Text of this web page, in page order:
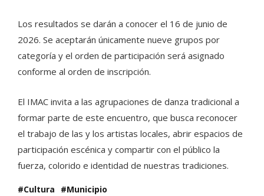
Los resultados se darán a conocer el 16 de junio de
2026. Se aceptarán únicamente nueve grupos por
categoría y el orden de participación será asignado
conforme al orden de inscripción.
El IMAC invita a las agrupaciones de danza tradicional a
formar parte de este encuentro, que busca reconocer
el trabajo de las y los artistas locales, abrir espacios de
participación escénica y compartir con el público la
fuerza, colorido e identidad de nuestras tradiciones.
Cultura Municipio